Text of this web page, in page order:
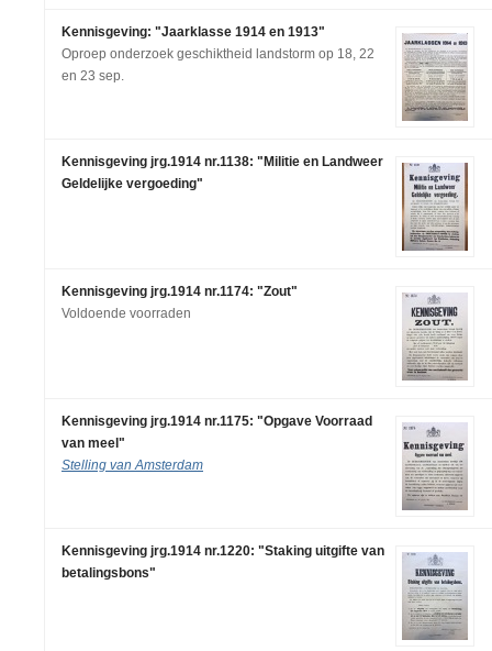
Kennisgeving: "Jaarklasse 1914 en 1913"
Oproep onderzoek geschiktheid landstorm op 18, 22
en 23 sep.
Kennisgeving jrg.1914 nr.1138: "Militie en Landweer
Geldelijke vergoeding"
Kennisgeving jrg.1914 nr.1174: "Zout"
Voldoende voorraden
Kennisgeving jrg.1914 nr.1175: "Opgave Voorraad
van meel"
Stelling van Amsterdam
Kennisgeving jrg.1914 nr.1220: "Staking uitgifte van
betalingsbons"